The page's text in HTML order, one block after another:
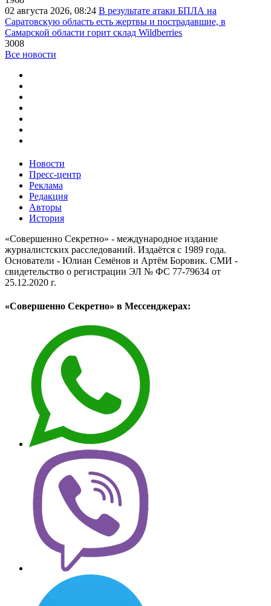
02 августа 2026, 08:24 В результате атаки БПЛА на
Саратовскую область есть жертвы и пострадавшие, в
Самарской области горит склад Wildberries
3008
Все новости
Новости
Пресс-центр
Реклама
Редакция
Авторы
История
«Совершенно Секретно» - международное издание
журналистских расследований. Издаётся с 1989 года.
Основатели - Юлиан Семёнов и Артём Боровик. CМИ -
свидетельство о регистрации ЭЛ № ФС 77-79634 от
25.12.2020 г.
«Совершенно Секретно» в Мессенджерах: